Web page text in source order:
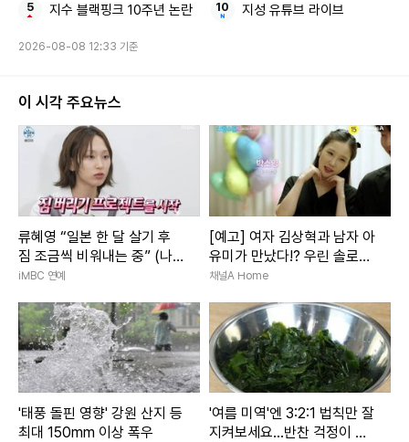
지수 블랙핑크 10주년 논란 지성 유튜브 라이브
2026-08-08 12:33 기준
이 시각 주요뉴스
류혜영 “일본 한 달 살기 후
짐 조금씩 비워내는 중” (나혼
산)
iMBC 연예
[예고] 여자 김상혁과 남자 아
유미가 만났다!? 우린 솔로탈
출 준비 중~♥
채널A Home
'태풍 돌핀 영향' 강원 산지 등
최대 150mm 이상 폭우
'여름 미역'엔 3:2:1 법칙만 잘
지켜보세요...반찬 걱정이 사